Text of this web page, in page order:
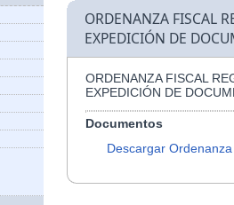
ORDENANZA FISCAL
EXPEDICIÓN DE
ORDENANZA FISCAL
EXPEDICIÓN DE
Documentos
Descargar Ordenanza